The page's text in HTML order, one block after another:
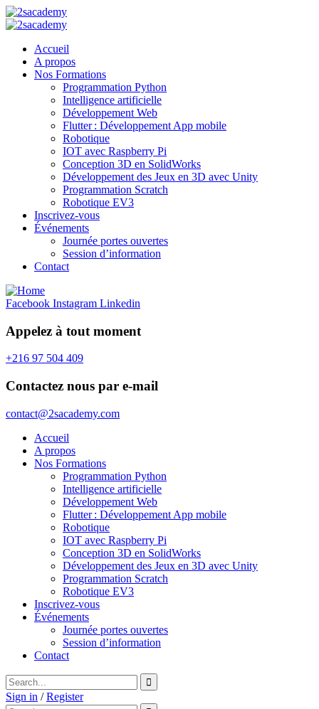
Accueil
A propos
Nos Formations
Programmation Python
Intelligence artificielle
Développement Web
Flutter : Développement App mobile
Robotique
IOT avec Raspberry Pi
Conception 3D en SolidWorks
Développement des Jeux en 3D avec Unity
Programmation Scratch
Robotique EV3
Inscrivez-vous
Événements
Journée portes ouvertes
Session d’information
Contact
Facebook Instagram Linkedin
Appelez à tout moment
+216 97 504 409
Contactez nous par e-mail
contact@2sacademy.com
Accueil
A propos
Nos Formations
Programmation Python
Intelligence artificielle
Développement Web
Flutter : Développement App mobile
Robotique
IOT avec Raspberry Pi
Conception 3D en SolidWorks
Développement des Jeux en 3D avec Unity
Programmation Scratch
Robotique EV3
Inscrivez-vous
Événements
Journée portes ouvertes
Session d’information
Contact
Sign in / Register